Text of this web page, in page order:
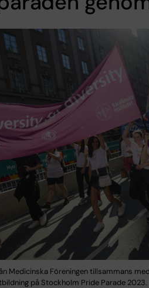
Medicinska Föreningen tillsammans
på Stockholm Pride Parade